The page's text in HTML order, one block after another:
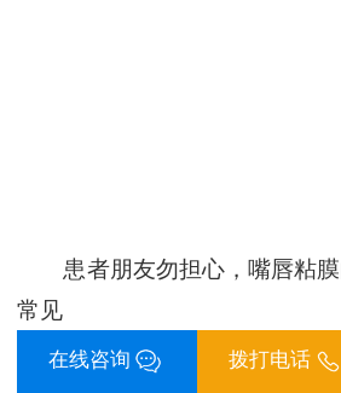
患者朋友勿担心，嘴唇粘膜
常见
白癜风照光脱皮是正常的，
在线咨询 拨打电话